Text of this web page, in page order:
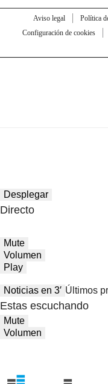
Aviso legal Política
Configuración de cookies
Desplegar
Directo
Mute
Volumen
Play
Noticias en 3′ Últimos
Estas escuchando
Mute
Volumen